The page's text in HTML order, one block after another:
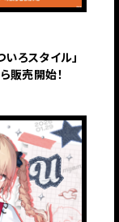
ろスタイル」
販売開始！